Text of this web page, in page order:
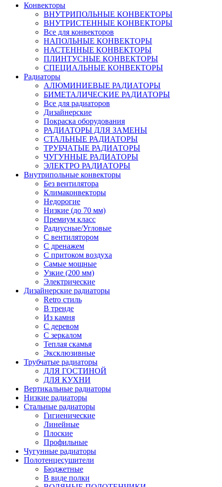
Конвекторы
ВНУТРИПОЛЬНЫЕ КОНВЕКТОРЫ
ВНУТРИСТЕННЫЕ КОНВЕКТОРЫ
Все для конвекторов
НАПОЛЬНЫЕ КОНВЕКТОРЫ
НАСТЕННЫЕ КОНВЕКТОРЫ
ПЛИНТУСНЫЕ КОНВЕКТОРЫ
СПЕЦИАЛЬНЫЕ КОНВЕКТОРЫ
Радиаторы
АЛЮМИНИЕВЫЕ РАДИАТОРЫ
БИМЕТАЛИЧЕСКИЕ РАДИАТОРЫ
Все для радиаторов
Дизайнерские
Покраска оборудования
РАДИАТОРЫ ДЛЯ ЗАМЕНЫ
СТАЛЬНЫЕ РАДИАТОРЫ
ТРУБЧАТЫЕ РАДИАТОРЫ
ЧУГУННЫЕ РАДИАТОРЫ
ЭЛЕКТРО РАДИАТОРЫ
Внутрипольные конвекторы
Без вентилятора
Климаконвекторы
Недорогие
Низкие (до 70 мм)
Премиум класс
Радиусные/Угловые
С вентилятором
С дренажем
С притоком воздуха
Самые мощные
Узкие (200 мм)
Электрические
Дизайнерские радиаторы
Retro стиль
В тренде
Из камня
С деревом
С зеркалом
Теплая скамья
Эксклюзивные
Трубчатые радиаторы
ДЛЯ ГОСТИНОЙ
ДЛЯ КУХНИ
Вертикальные радиаторы
Низкие радиаторы
Стальные радиаторы
Гигиенические
Линейные
Плоские
Профильные
Чугунные радиаторы
Полотенцесушители
Бюджетные
В виде полки